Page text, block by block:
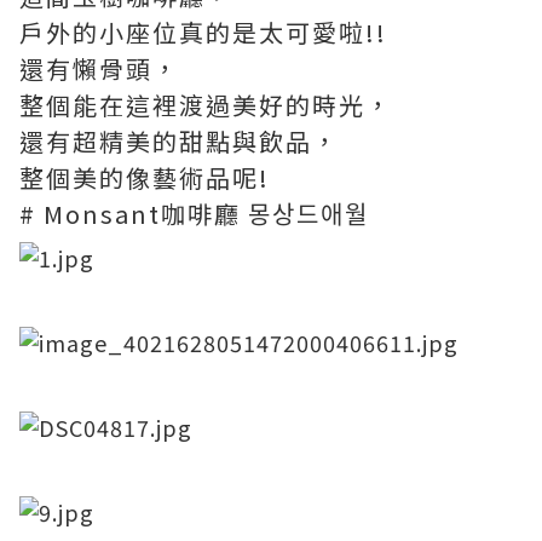
戶外的小座位真的是太可愛啦!!
還有懶骨頭，
整個能在這裡渡過美好的時光，
還有超精美的甜點與飲品，
整個美的像藝術品呢!
# Monsant咖啡廳 몽상드애월